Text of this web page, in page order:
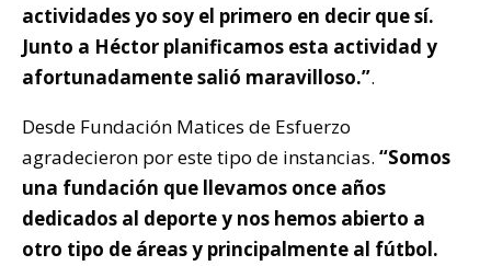
actividades yo soy el primero en decir que sí.
Junto a Héctor planificamos esta actividad y
afortunadamente salió maravilloso.”.
Desde Fundación Matices de Esfuerzo
agradecieron por este tipo de instancias. “Somos
una fundación que llevamos once años
dedicados al deporte y nos hemos abierto a
otro tipo de áreas y principalmente al fútbol.